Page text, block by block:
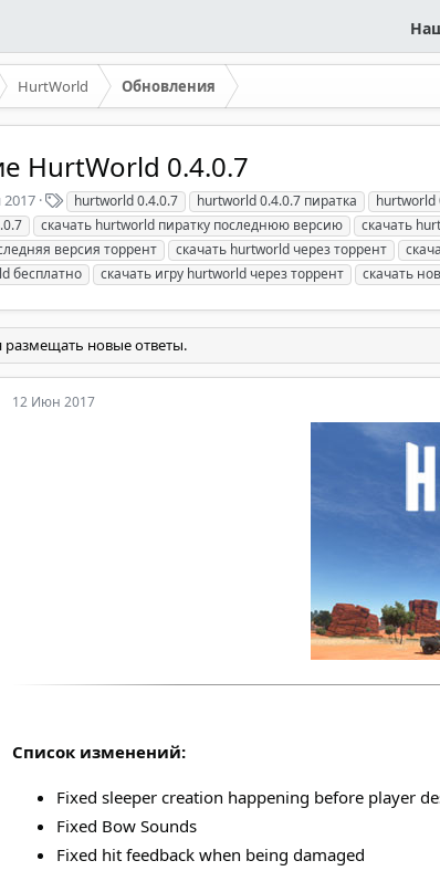
HurtWorld Обновления
HurtWorld 0.4.0.7
Т
е
г
и
hurtworld 0.4.0.7 hurtworld 0.4.0.7 пиратка hurtworld
скачать hurtworld пиратку последнюю версию скачать
версия торрент
скачать hurtworld через торрент
бесплатно
скачать игру hurtworld через торрент скачать
размещать новые ответы.
12 Июн 2017
Список изменений:
Fixed sleeper creation happening before player
Fixed Bow Sounds
Fixed hit feedback when being damaged